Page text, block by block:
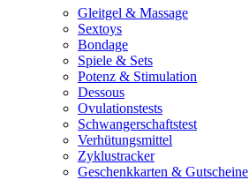
Gleitgel & Massage
Sextoys
Bondage
Spiele & Sets
Potenz & Stimulation
Dessous
Ovulationstests
Schwangerschaftstest
Verhütungsmittel
Zyklustracker
Geschenkkarten & Gutscheine